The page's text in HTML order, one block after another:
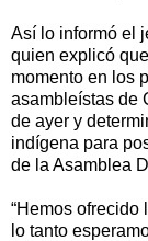
Así lo informó el
quien explicó
momento en los
asambleístas de
de ayer y
indígena para
de la Asamblea
“Hemos ofrecido
lo tanto